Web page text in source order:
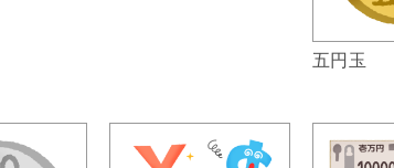
五円玉